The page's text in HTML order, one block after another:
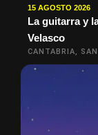
15 AGOSTO 2026
La guitarra y
Velasco
CANTABRIA,